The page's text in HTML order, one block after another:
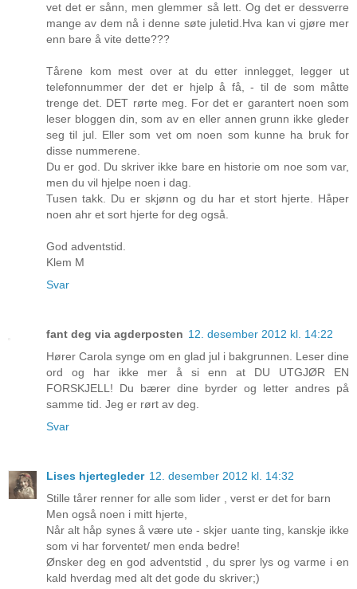
vet det er sånn, men glemmer så lett. Og det er dessverre
mange av dem nå i denne søte juletid.Hva kan vi gjøre mer
enn bare å vite dette???
Tårene kom mest over at du etter innlegget, legger ut
telefonnummer der det er hjelp å få, - til de som måtte
trenge det. DET rørte meg. For det er garantert noen som
leser bloggen din, som av en eller annen grunn ikke gleder
seg til jul. Eller som vet om noen som kunne ha bruk for
disse nummerene.
Du er god. Du skriver ikke bare en historie om noe som var,
men du vil hjelpe noen i dag.
Tusen takk. Du er skjønn og du har et stort hjerte. Håper
noen ahr et sort hjerte for deg også.
God adventstid.
Klem M
Svar
fant deg via agderposten 12. desember 2012 kl. 14:22
Hører Carola synge om en glad jul i bakgrunnen. Leser dine
ord og har ikke mer å si enn at DU UTGJØR EN
FORSKJELL! Du bærer dine byrder og letter andres på
samme tid. Jeg er rørt av deg.
Svar
Lises hjertegleder 12. desember 2012 kl. 14:32
Stille tårer renner for alle som lider , verst er det for barn
Men også noen i mitt hjerte,
Når alt håp synes å være ute - skjer uante ting, kanskje ikke
som vi har forventet/ men enda bedre!
Ønsker deg en god adventstid , du sprer lys og varme i en
kald hverdag med alt det gode du skriver;)